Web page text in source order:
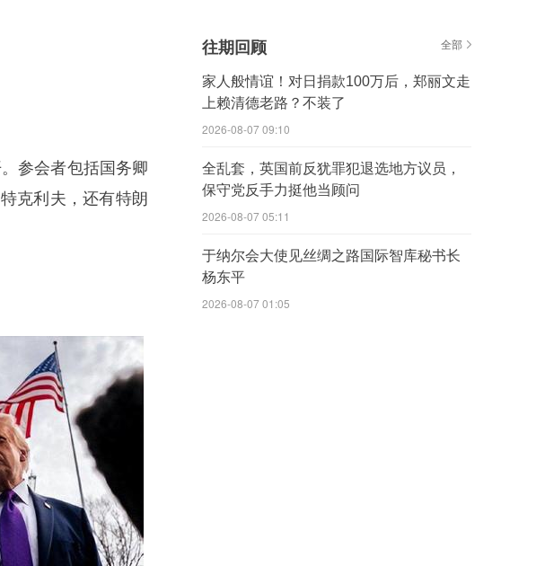
参会者包括国务卿
克利夫，还有特朗
往期回顾 全部
家人般情谊！对日捐款100万后，郑丽文走
上赖清德老路？不装了
2026-08-07 09:10
全乱套，英国前反犹罪犯退选地方议员，
保守党反手力挺他当顾问
2026-08-07 05:11
于纳尔会大使见丝绸之路国际智库秘书长
杨东平
2026-08-07 01:05